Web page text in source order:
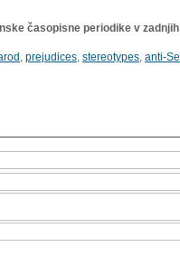
časopisne periodike v
, prejudices, stereotypes, anti-